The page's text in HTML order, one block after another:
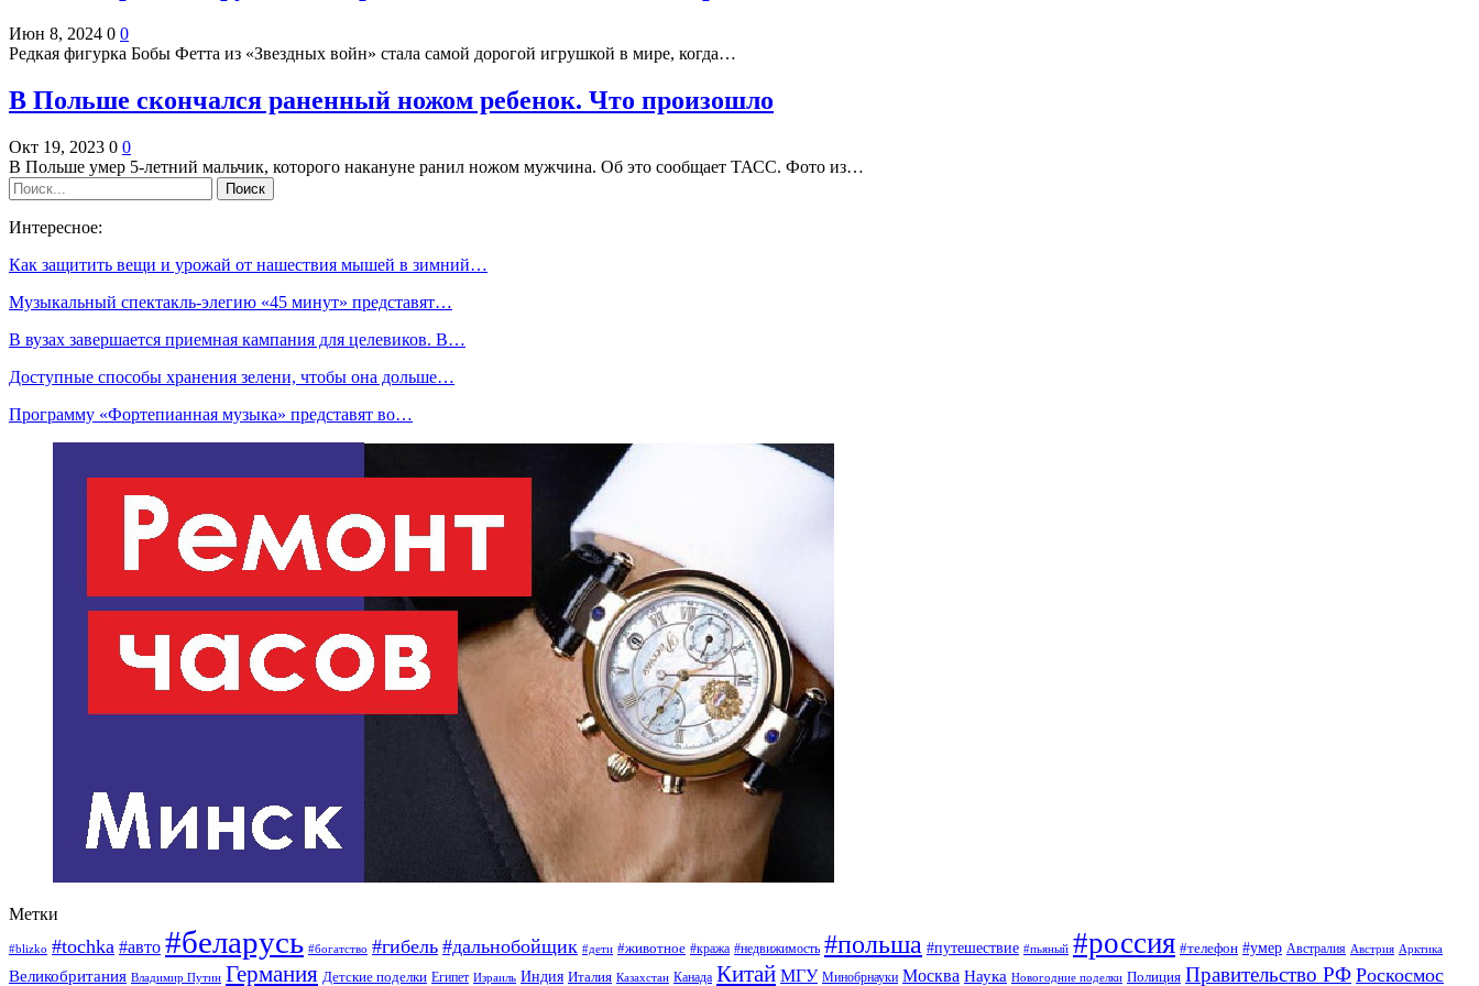
Июн 8, 2024 0 0
Редкая фигурка Бобы Фетта из «Звездных войн» стала самой дорогой игрушкой в мире, когда…
В Польше скончался раненный ножом ребенок. Что произошло
Окт 19, 2023 0 0
В Польше умер 5-летний мальчик, которого накануне ранил ножом мужчина. Об это сообщает ТАСС. Фото из…
Интересное:
Как защитить вещи и урожай от нашествия мышей в зимний…
Музыкальный спектакль-элегию «45 минут» представят…
В вузах завершается приемная кампания для целевиков. В…
Доступные способы хранения зелени, чтобы она дольше…
Программу «Фортепианная музыка» представят во…
Метки
#blizko #tochka #авто #беларусь #богатство #гибель #дальнобойщик #дети #животное #кража #недвижимость #польша #путешествие #пьяный #россия #телефон #умер Австралия Австрия Арктика
Великобритания Владимир Путин Германия Детские поделки Египет Израиль Индия Италия Казахстан Канада Китай МГУ Минобрнауки Москва Наука Новогодние поделки Полиция Правительство РФ Роскосмос